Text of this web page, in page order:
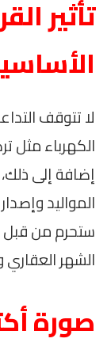
تأثير
لا تتوقف
الكهرباء مثل
إضافة إلى
المواليد
ستحرم من
الشهر العقاري
صورة